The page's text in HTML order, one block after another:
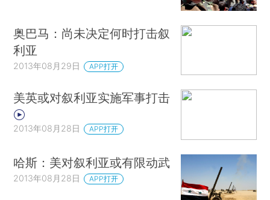
奥巴马：尚未决定何时打击叙
利亚
2013年08月29日 APP打开
美英或对叙利亚实施军事打击
2013年08月28日 APP打开
哈斯：美对叙利亚或有限动武
2013年08月28日 APP打开